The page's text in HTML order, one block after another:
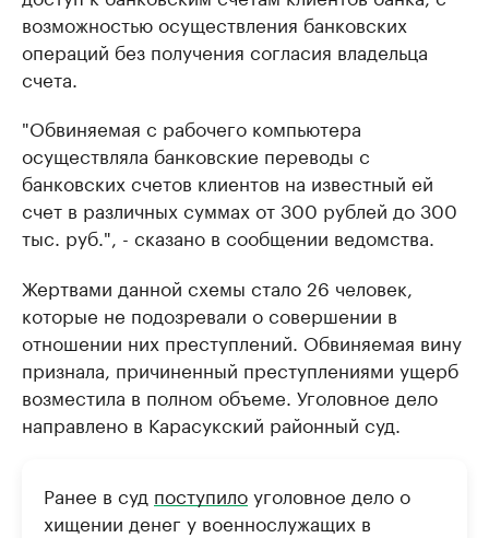
возможностью осуществления банковских
операций без получения согласия владельца
счета.
"Обвиняемая с рабочего компьютера
осуществляла банковские переводы с
банковских счетов клиентов на известный ей
счет в различных суммах от 300 рублей до 300
тыс. руб.", - сказано в сообщении ведомства.
Жертвами данной схемы стало 26 человек,
которые не подозревали о совершении в
отношении них преступлений. Обвиняемая вину
признала, причиненный преступлениями ущерб
возместила в полном объеме. Уголовное дело
направлено в Карасукский районный суд.
Ранее в суд поступилоуголовное дело о
хищении денег у военнослужащих в